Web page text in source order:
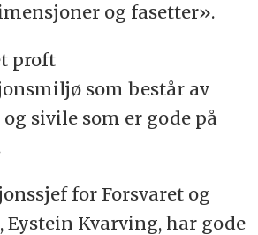
og fasetter».
proft
som består av
sivile som er gode på
for Forsvaret og
Eystein Kvarving, har gode